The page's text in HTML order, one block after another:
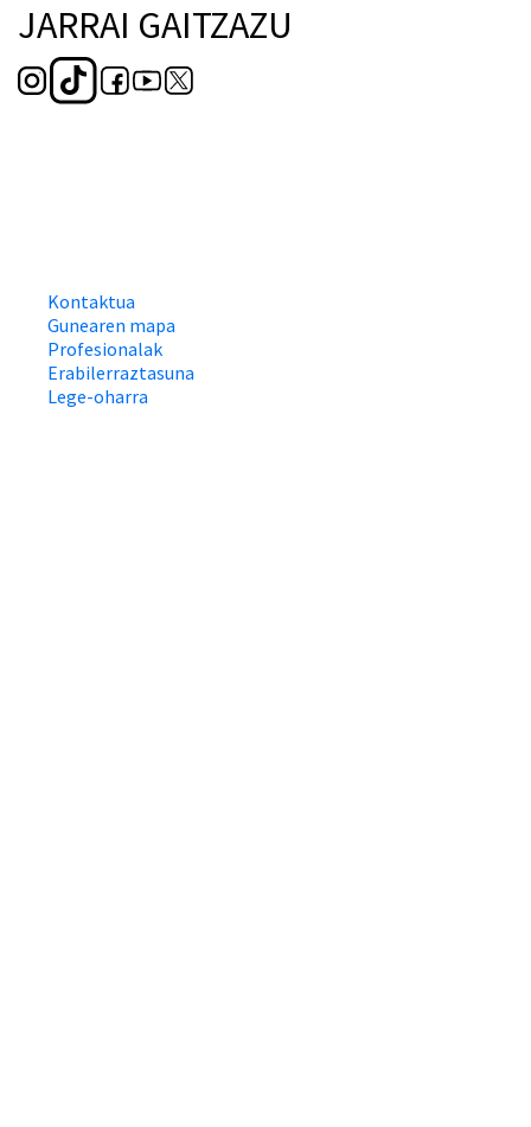
JARRAI GAITZAZU
Kontaktua
Gunearen mapa
Profesionalak
Erabilerraztasuna
Lege-oharra